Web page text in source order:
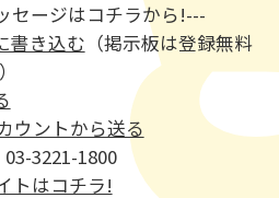
セージはコチラから!---
書き込む （掲示板は登録無料
ウントから送る
3221-1800
トはコチラ!